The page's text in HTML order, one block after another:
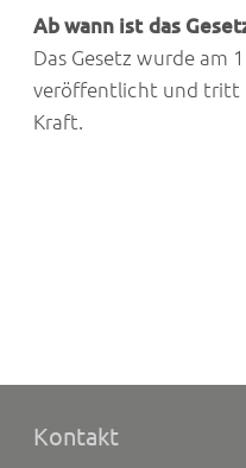
Ab wann ist das
Das Gesetz wurde am
veröffentlicht und tritt
Kraft.
Kontakt